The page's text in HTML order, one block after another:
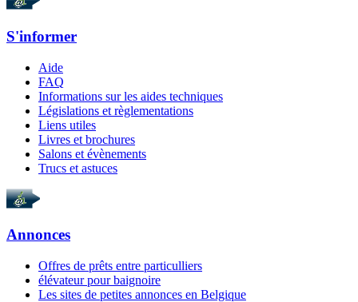
S'informer
Aide
FAQ
Informations sur les aides techniques
Législations et règlementations
Liens utiles
Livres et brochures
Salons et évènements
Trucs et astuces
Annonces
Offres de prêts entre particulliers
élévateur pour baignoire
Les sites de petites annonces en Belgique